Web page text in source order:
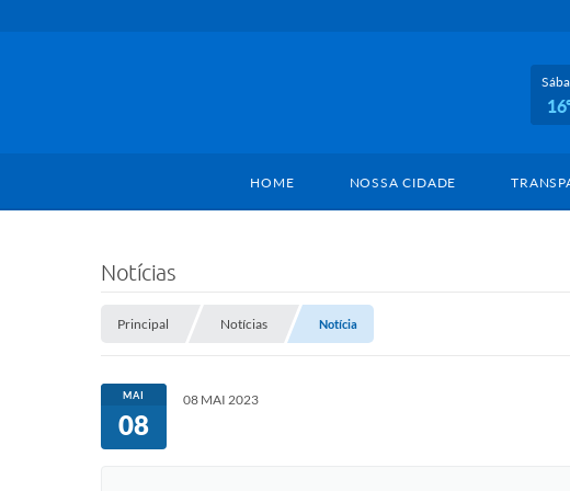
HOME NOSSA CIDADE
Notícias
Principal Notícias Notícia
MAI
08
08 MAI 2023